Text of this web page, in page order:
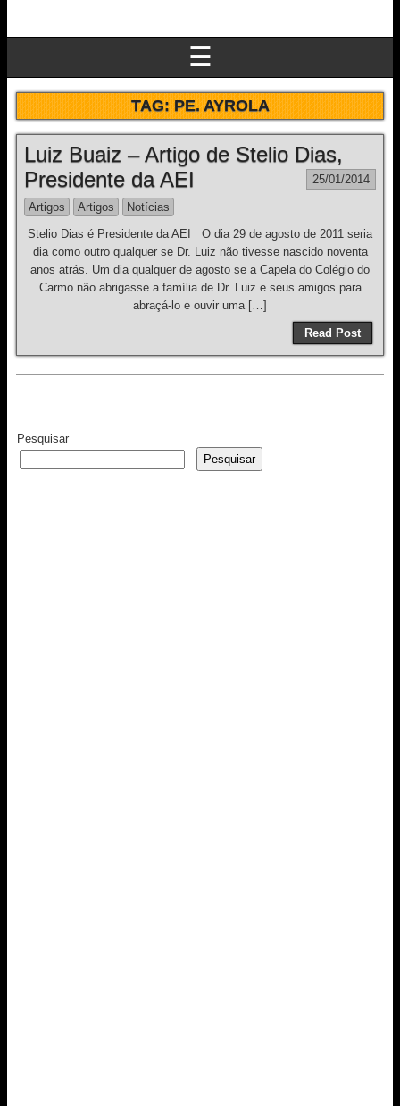
☰
TAG:PE. AYROLA
Luiz Buaiz – Artigo de Stelio Dias,
Presidente da AEI
25/01/2014
Artigos Artigos
Notícias
Stelio Dias é Presidente da AEI O dia 29 de agosto de 2011 seria
dia como outro qualquer se Dr. Luiz não tivesse nascido noventa
anos atrás. Um dia qualquer de agosto se a Capela do Colégio do
Carmo não abrigasse a família de Dr. Luiz e seus amigos para
abraçá-lo e ouvir uma […]
Read Post
Pesquisar
Pesquisar